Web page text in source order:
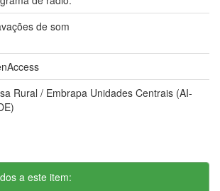
de som
Rural / Embrapa Unidades Centrais (AI-
a este item: